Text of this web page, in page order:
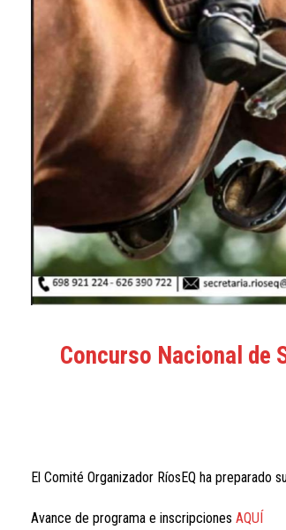
Concurso Nacional de
El Comité Organizador RíosEQ ha preparado
Avance de programa e inscripciones AQUÍ